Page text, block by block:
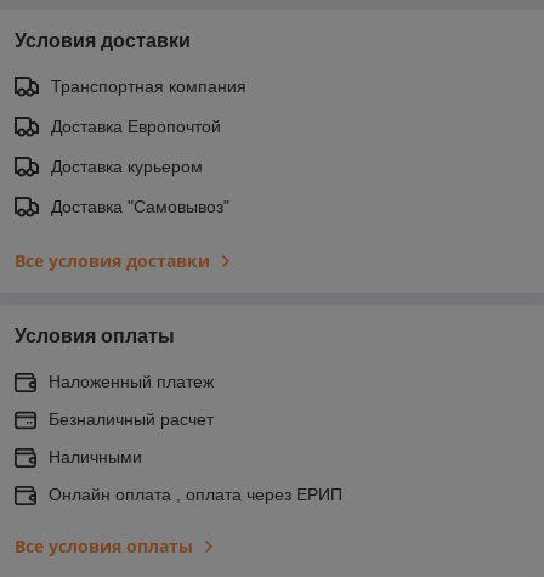
Условия доставки
Транспортная компания
Доставка Европочтой
Доставка курьером
Доставка "Самовывоз"
Все условия доставки
Условия оплаты
Наложенный платеж
Безналичный расчет
Наличными
Онлайн оплата , оплата через ЕРИП
Все условия оплаты